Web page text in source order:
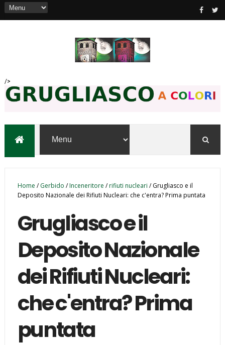
/>
Home / Gerbido /Inceneritore /rifiuti nucleari / Grugliasco e il
Deposito Nazionale dei Rifiuti Nucleari: che c'entra? Prima puntata
Grugliasco e il
Deposito Nazionale
dei Rifiuti Nucleari:
che c'entra? Prima
puntata